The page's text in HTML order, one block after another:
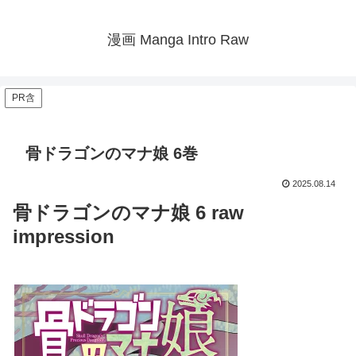
漫画 Manga Intro Raw
PR含
骨ドラゴンのマナ娘 6巻
2025.08.14
骨ドラゴンのマナ娘 6 raw
impression